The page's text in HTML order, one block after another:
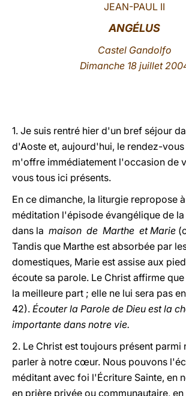
JEAN-PAUL II
ANGÉLUS
Castel Gandolfo
Dimanche 18 juillet
1. Je suis rentré hier d'un bref séjour
d'Aoste et, aujourd'hui, le rendez-
m'offre immédiatement l'occasion de
vous tous ici présents.
En ce dimanche, la liturgie repropose
méditation l'épisode évangélique de
dans la maison de Marthe et Marie
Tandis que Marthe est absorbée par
domestiques, Marie est assise aux
écoute sa parole. Le Christ affirme
la meilleure part ; elle ne lui sera pas
42). Écouter la Parole de Dieu est la
importante dans notre vie.
2. Le Christ est toujours présent parmi
parler à notre cœur. Nous pouvons
méditant avec foi l'Écriture Sainte, en
en prière privée ou communautaire,